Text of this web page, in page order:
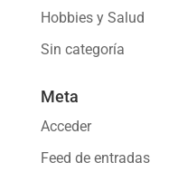
Hobbies y Salud
Sin categoría
Meta
Acceder
Feed de entradas